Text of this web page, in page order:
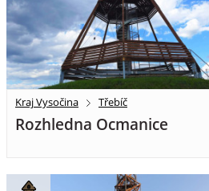
Kraj Vysočina Třebíč
Rozhledna Ocmanice